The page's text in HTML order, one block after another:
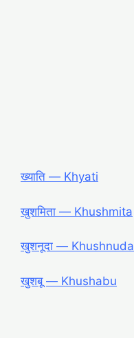
ख्याति ― Khyati
खुशमिता ― Khushmita
खुशनूदा ― Khushnuda
खुशबू ― Khushabu